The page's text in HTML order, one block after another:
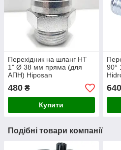
Перехідник на шланг НТ
1" Ø 38 мм пряма (для
АПН) Hiposan
480 ₴
Купити
90°
640
Подібні товари компанії